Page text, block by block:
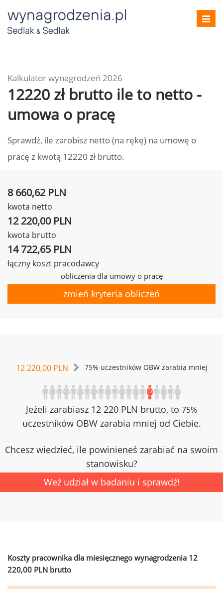
Kalkulator wynagrodzeń 2026
12220 zł brutto ile to netto -
umowa o pracę
Sprawdź, ile zarobisz netto (na rękę) na umowę o
pracę z kwotą 12220 zł brutto.
8 660,62 PLN
kwota netto
12 220,00 PLN
kwota brutto
14 722,65 PLN
łączny koszt pracodawcy
obliczenia dla umowy o pracę
zmień kryteria obliczeń
12 220,00 PLN 75% uczestników OBW zarabia mniej
Jeżeli zarabiasz 12 220 PLN brutto, to 75%
uczestników OBW zarabia mniej od Ciebie.
Chcesz wiedzieć, ile powinieneś zarabiać na swoim
stanowisku?
Weź udział w badaniu i sprawdź!
Koszty pracownika dla miesięcznego wynagrodzenia 12
220,00 PLN brutto